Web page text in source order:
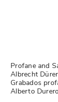
Profane and
Albrecht Dürer
Grabados
Alberto Durero